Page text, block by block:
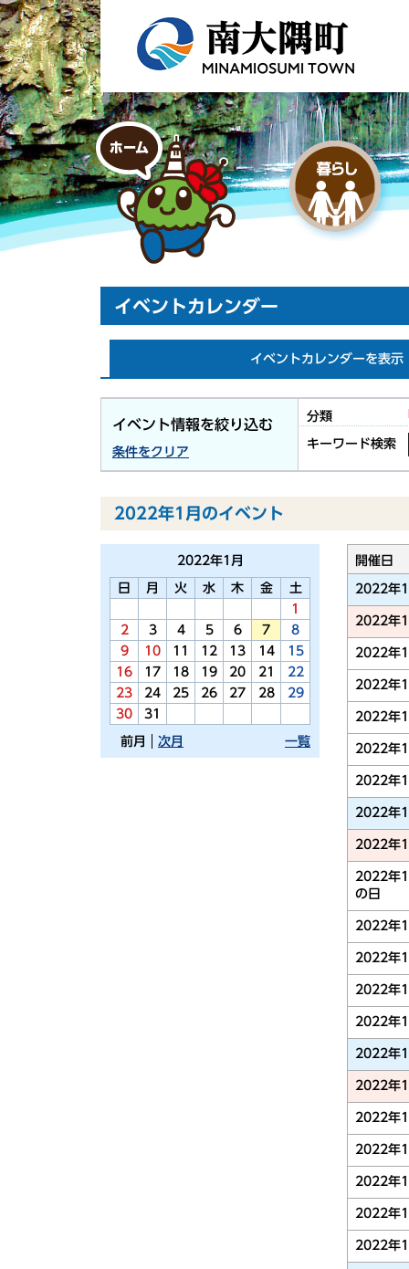
イベントカレンダー
イベントカレンダーを表示
イベント情報を絞り込む
条件をクリア
分類
キーワード検索
2022年1月のイベント
2022年1月
日 月 火 水 木 金
土
1
2
3 4 5 6 7
8
9
10 11 12 13 14
15
16
17 18 19 20 21
22
23
24 25 26 27 28
29
30
31
前月 一覧
次月
開催日
2022年
2022年
2022年
2022年
2022年
2022年
2022年
2022年
2022年
2022年
の日
2022年
2022年
2022年
2022年
2022年
2022年
2022年
2022年
2022年
2022年
2022年